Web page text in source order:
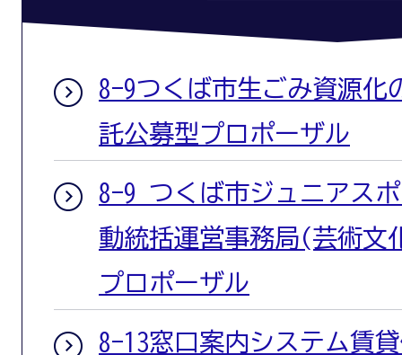
8-9つくば市生ごみ資源化
託公募型プロポーザル
8-9 つくば市ジュニアス
動統括運営事務局(芸術文
プロポーザル
8-13窓口案内システム賃